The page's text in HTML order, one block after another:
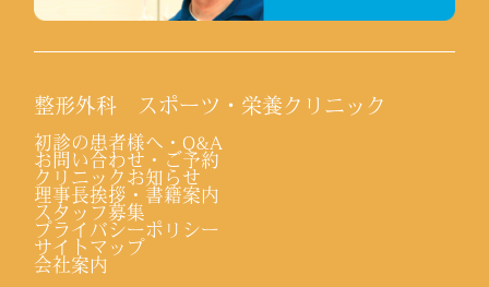
整形外科 スポーツ・栄養クリニック
初診の患者様へ・Q&A
お問い合わせ・ご予約
クリニックお知らせ
理事長挨拶・書籍案内
スタッフ募集
プライバシーポリシー
サイトマップ
会社案内